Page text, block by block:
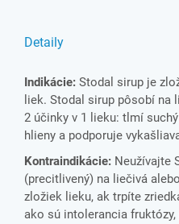
Detaily
Indikácie: Stodal sirup je
liek. Stodal sirup pôsobí na
2 účinky v 1 lieku: tlmí
hlieny a podporuje
Kontraindikácie: Neužívajte
(precitlivený) na liečivá
zložiek lieku, ak trpíte
ako sú intolerancia